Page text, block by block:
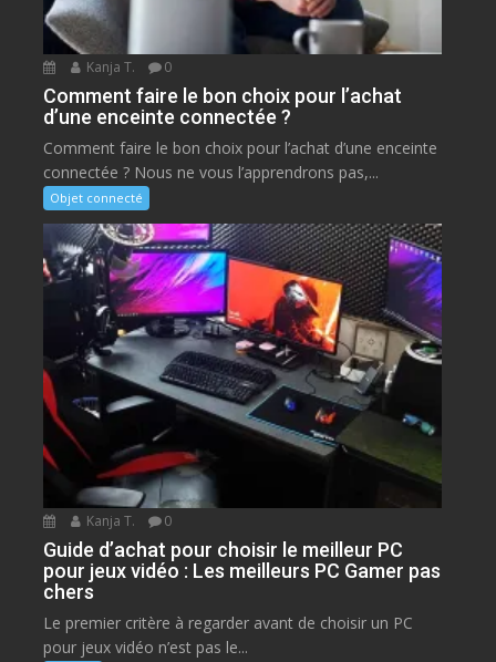
Kanja T. 0
Comment faire le bon choix pour l’achat
d’une enceinte connectée ?
Comment faire le bon choix pour l’achat d’une enceinte
connectée ? Nous ne vous l’apprendrons pas,...
Objet connecté
Kanja T. 0
Guide d’achat pour choisir le meilleur PC
pour jeux vidéo : Les meilleurs PC Gamer pas
chers
Le premier critère à regarder avant de choisir un PC
pour jeux vidéo n’est pas le...